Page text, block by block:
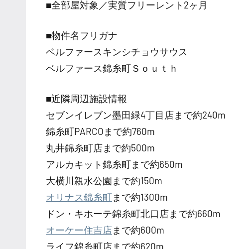
■全部屋対象／実質フリーレント2ヶ月
■物件名フリガナ
ベルファースキンシチョウサウス
ベルファース錦糸町Ｓｏｕｔｈ
■近隣周辺施設情報
セブンイレブン墨田緑4丁目店まで約240m
錦糸町PARCOまで約760m
丸井錦糸町店まで約500m
アルカキット錦糸町まで約650m
大横川親水公園まで約150m
オリナス錦糸町まで約1300m
ドン・キホーテ錦糸町北口店まで約660m
オーケー住吉店まで約600m
ライフ錦糸町店まで約620m